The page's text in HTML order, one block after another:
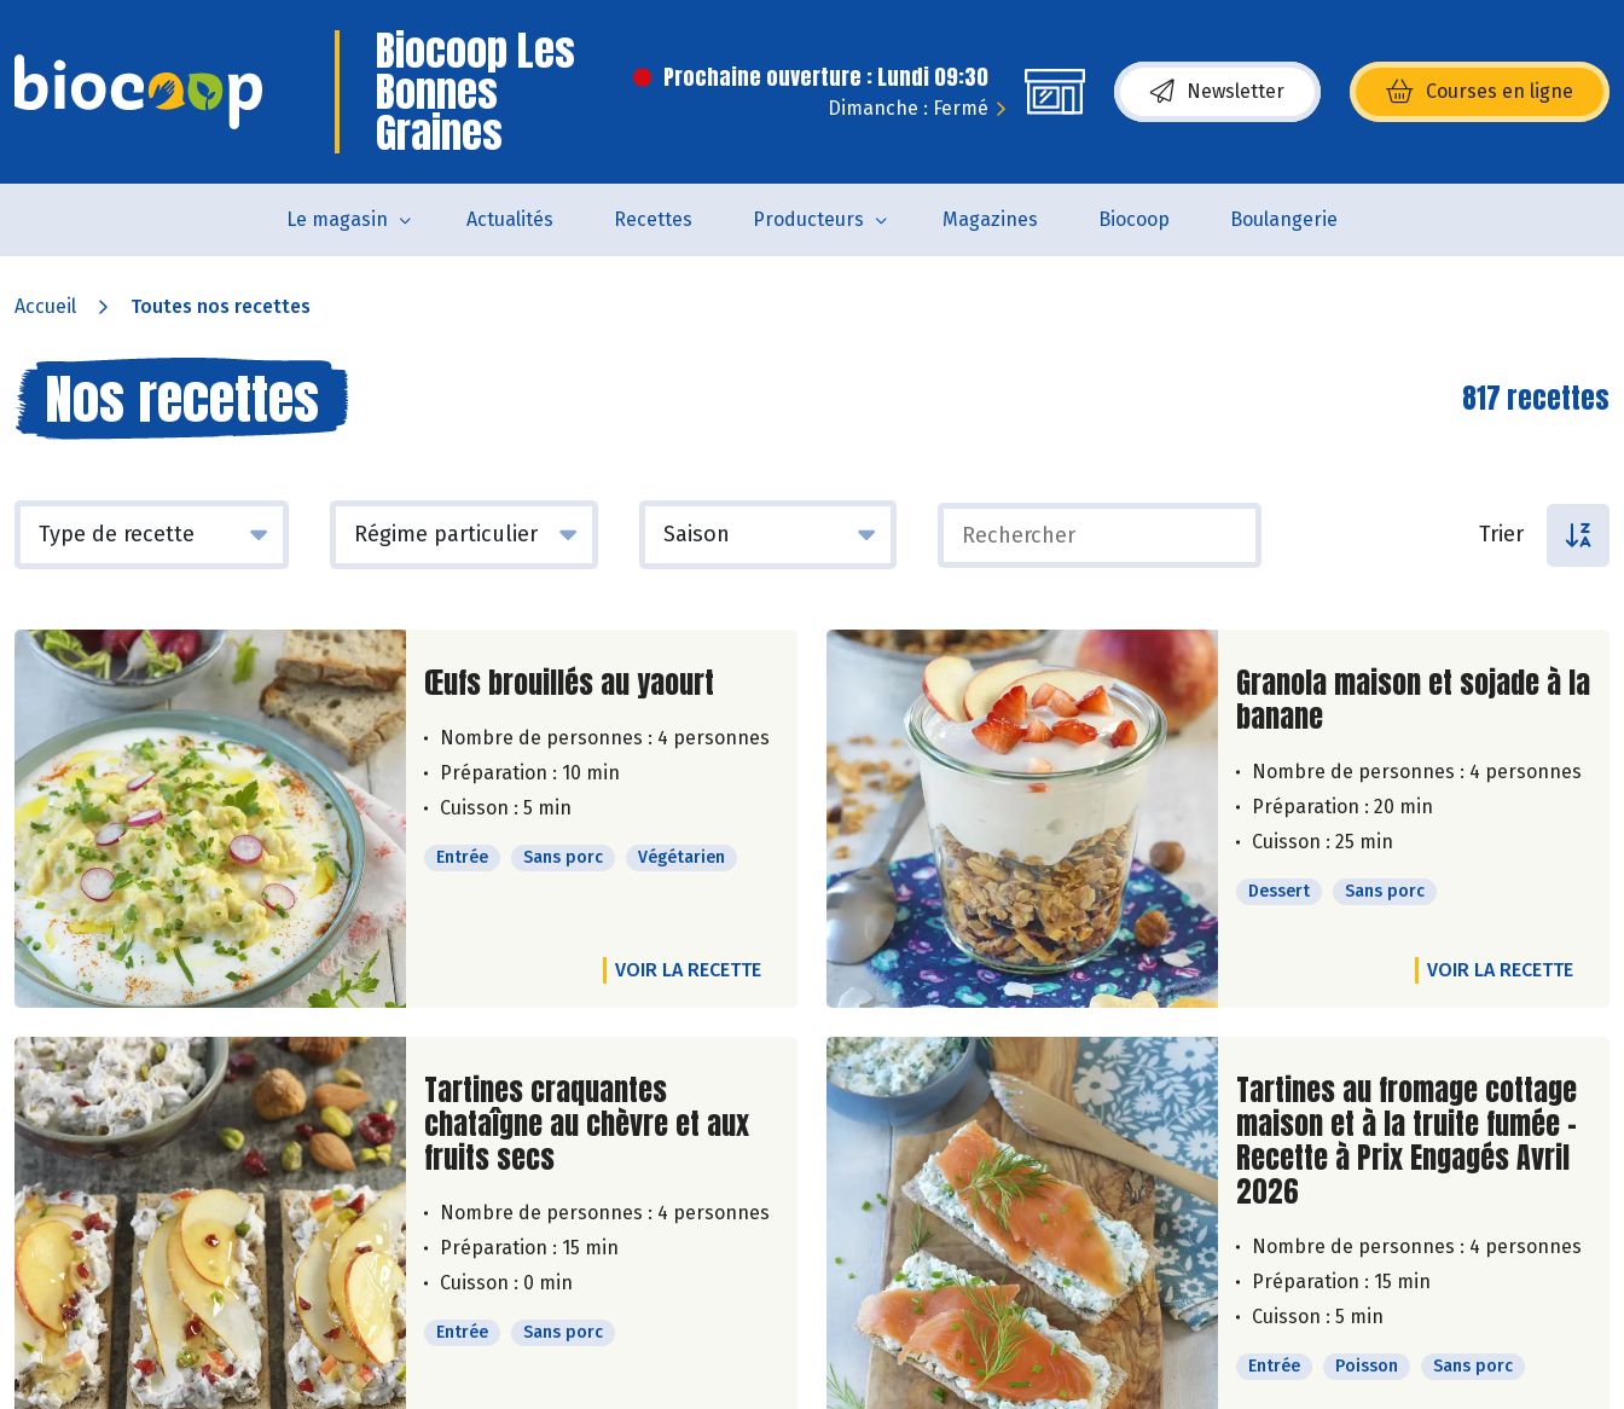
Biocoop Les
Bonnes
Graines
Prochaine ouverture : Lundi 09:30
Dimanche : Fermé
Newsletter Courses en ligne
(s’ouvre dans une nouvelle fenêtre)
Le magasin Actualités Recettes Producteurs Magazines Biocoop Boulangerie
Accueil Toutes nos recettes
Nos recettes 817 recettes
Trier
Lire la suite de la recette
Œufs brouillés au yaourt
Nombre de personnes : 4 personnes
Préparation : 10 min
Cuisson : 5 min
Entrée Sans porc Végétarien
VOIR LA RECETTE
Lire la suite de la recette
Granola maison et sojade à la
banane
Nombre de personnes : 4 personnes
Préparation : 20 min
Cuisson : 25 min
Dessert Sans porc
VOIR LA RECETTE
Lire la suite de la recette
Tartines craquantes
chataîgne au chèvre et aux
fruits secs
Nombre de personnes : 4 personnes
Préparation : 15 min
Cuisson : 0 min
Entrée Sans porc
Lire la suite de la recette
Tartines au fromage cottage
maison et à la truite fumée -
Recette à Prix Engagés Avril
2026
Nombre de personnes : 4 personnes
Préparation : 15 min
Cuisson : 5 min
Entrée Poisson Sans porc